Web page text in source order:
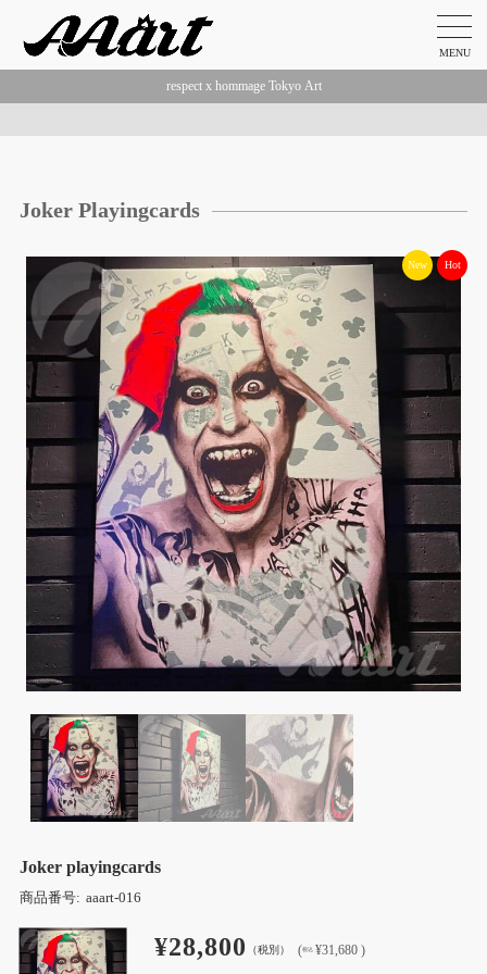
MENU
respect x hommage Tokyo Art
Joker Playingcards
New Hot
Joker playingcards
商品番号: aaart-016
¥28,800 （税別） (税込 ¥31,680 )